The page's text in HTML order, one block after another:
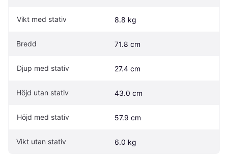
Vikt med stativ 8.8 kg
Bredd 71.8 cm
Djup med stativ 27.4 cm
Höjd utan stativ 43.0 cm
Höjd med stativ 57.9 cm
Vikt utan stativ 6.0 kg